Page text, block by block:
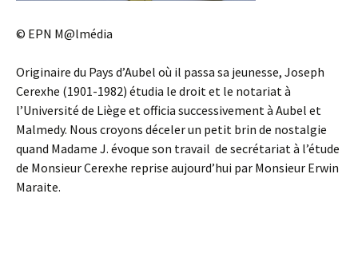
© EPN M@lmédia
Originaire du Pays d’Aubel où il passa sa jeunesse, Joseph
Cerexhe (1901-1982) étudia le droit et le notariat à
l’Université de Liège et officia successivement à Aubel et
Malmedy. Nous croyons déceler un petit brin de nostalgie
quand Madame J. évoque son travail de secrétariat à l’étude
de Monsieur Cerexhe reprise aujourd’hui par Monsieur Erwin
Maraite.